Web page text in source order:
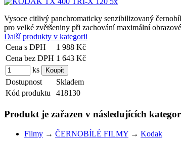
Vysoce citlivý panchromaticky senzibilizovaný
pro velké zvětšeniny při zachování maximální
Další produkty v kategorii
Cena s DPH
1 988 Kč
Cena bez DPH 1 643 Kč
ks
Dostupnost
Skladem
Kód produktu
418130
Produkt je zařazen v následujících
Filmy → ČERNOBÍLÉ FILMY → Kodak